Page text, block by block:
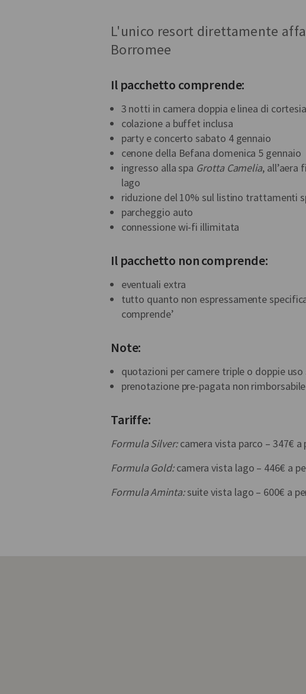
L'unico resort direttamente
Borromee
Il pacchetto comprende:
3 notti in camera doppia e linea di
colazione a buffet inclusa
party e concerto sabato 4 gennaio
cenone della Befana domenica 5 gennaio
ingresso alla spa Grotta Camelia, all’aera
lago
riduzione del 10% sul listino trattamenti
parcheggio auto
connessione wi-fi illimitata
Il pacchetto non comprende:
eventuali extra
tutto quanto non espressamente
comprende’
Note:
quotazioni per camere triple o doppie
prenotazione pre-pagata non rimborsabile
Tariffe:
Formula Silver:camera vista parco – 347€ a
Formula Gold:camera vista lago – 446€ a
Formula Aminta:suite vista lago – 600€ a